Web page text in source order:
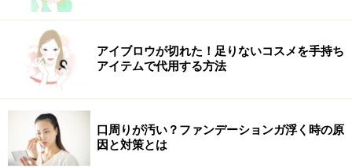
アイブロウが切れた！足りないコスメを手持ち
アイテムで代用する方法
口周りが汚い？ファンデーションガ浮く時の原
因と対策とは